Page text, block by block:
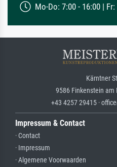
Mo-Do: 7:00 - 16:00 |
Kärntner
9586 Finkenstein am
+43 4257 29415 ·
Impressum & Contact
· Contact
· Impressum
· Algemene Voorwaarden